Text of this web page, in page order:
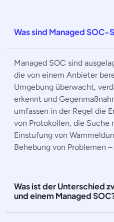
Was sind Managed SOC-
Managed SOC sind
die von einem Anbieter
Umgebung überwacht,
erkennt und
umfassen in der Regel die
von Protokollen, die Suche
Einstufung von
Behebung von Problemen
Was ist der Unterschied
und einem Managed